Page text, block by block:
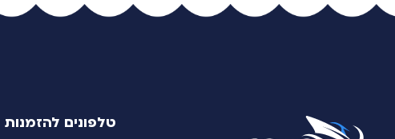
טלפונים להזמנות